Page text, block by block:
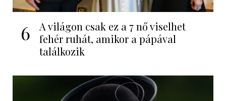
6
A világon csak ez a 7 nő viselhet
fehér ruhát, amikor a pápával
találkozik